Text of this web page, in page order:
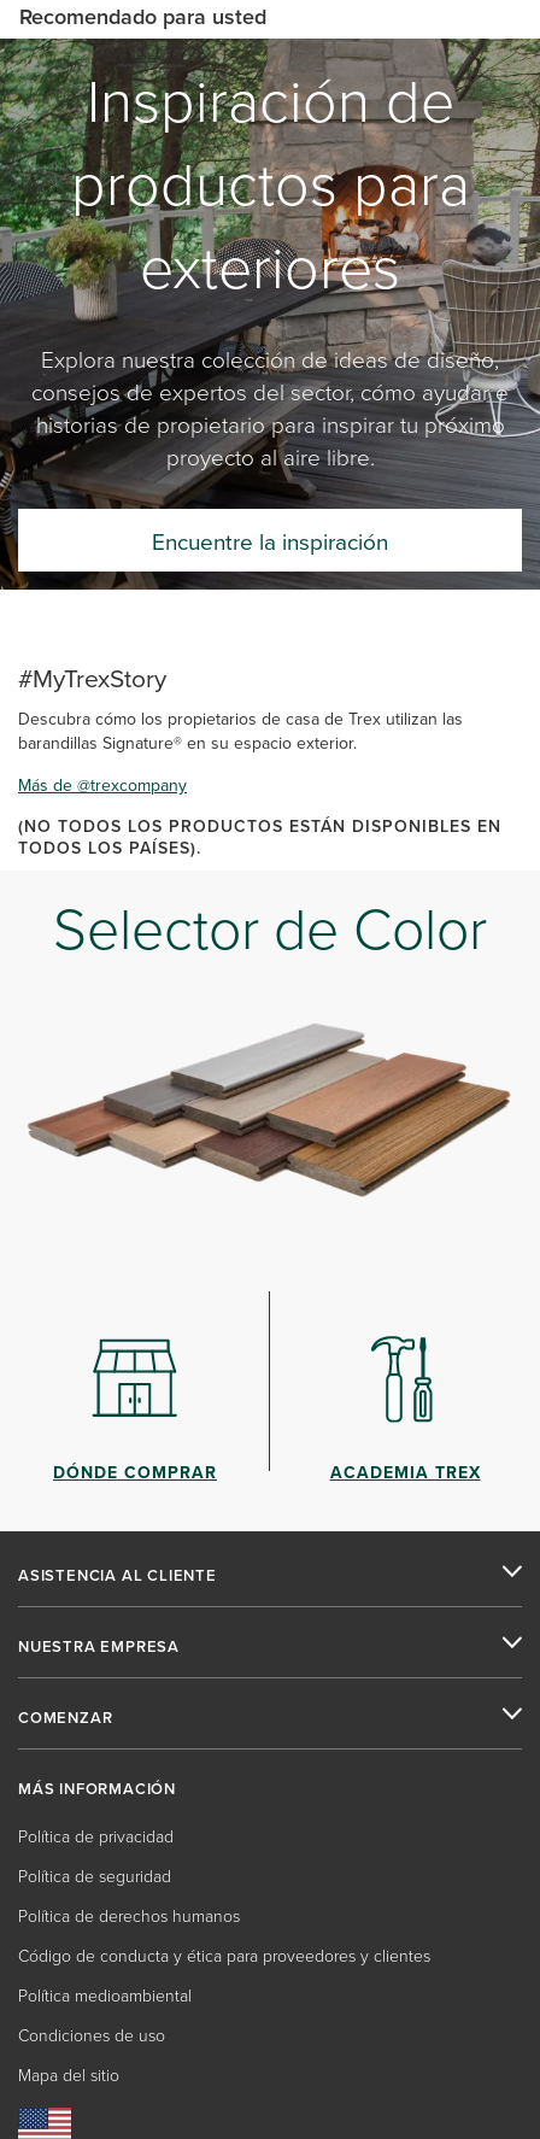
Recomendado para usted
Inspiración de
productos para
exteriores
Explora nuestra colección de ideas de diseño,
consejos de expertos del sector, cómo ayudar e
historias de propietario para inspirar tu próximo
proyecto al aire libre.
Encuentre la inspiración
#MyTrexStory
Descubra cómo los propietarios de casa de Trex utilizan las
barandillas Signature® en su espacio exterior.
Más de @trexcompany
(NO TODOS LOS PRODUCTOS ESTÁN DISPONIBLES EN
TODOS LOS PAÍSES).
Selector de Color
DÓNDE COMPRAR ACADEMIA TREX
ASISTENCIA AL CLIENTE
NUESTRA EMPRESA
COMENZAR
MÁS INFORMACIÓN
Política de privacidad
Política de seguridad
Política de derechos humanos
Código de conducta y ética para proveedores y clientes
Política medioambiental
Condiciones de uso
Mapa del sitio